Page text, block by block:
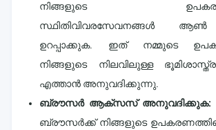
നിങ്ങളുടെ
സ്ഥിതിവിവരസേവനങ്ങൾ
ഉറപ്പാക്കുക. ഇത് നമ്മുടെ
നിങ്ങളുടെ നിലവിലുള്ള
എത്താൻ അനുവദിക്കുന്നു.
ബ്രൗസർ ആക്‌സസ് അനുവദിക്കുക:
ബ്രൗസർക്ക് നിങ്ങളുടെ